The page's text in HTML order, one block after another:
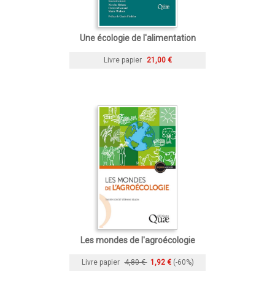
Une écologie de l'alimentation
Livre papier 21,00 €
Les mondes de l'agroécologie
Livre papier 4,80 € 1,92 € (-60%)